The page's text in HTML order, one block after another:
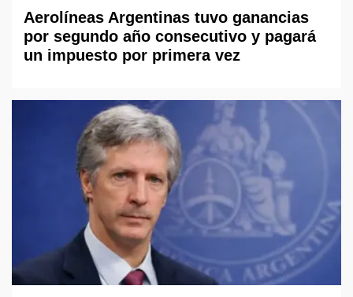
Aerolíneas Argentinas tuvo ganancias
por segundo año consecutivo y pagará
un impuesto por primera vez